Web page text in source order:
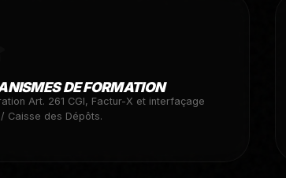
DE FORMATION
Art. 261 CGI, Factur-X et interfaçage
/ Caisse des Dépôts.